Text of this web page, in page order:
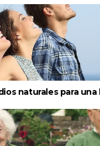
naturales para una